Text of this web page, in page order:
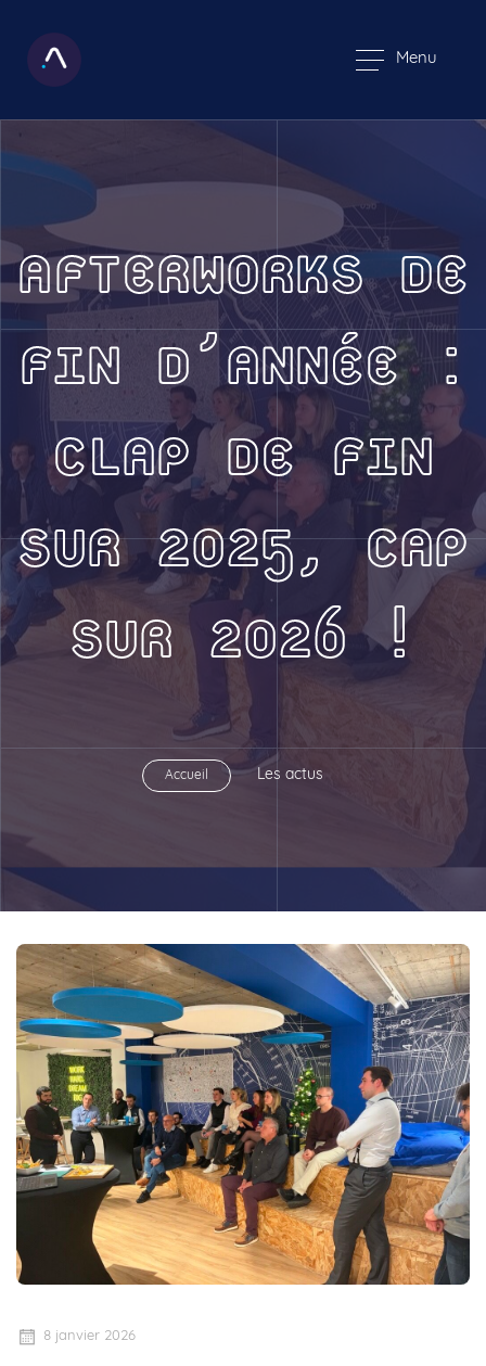
Menu
AFTERWORKS DE
FIN D’ANNÉE :
CLAP DE FIN
SUR 2025, CAP
SUR 2026 !
Accueil Les actus
8 janvier 2026